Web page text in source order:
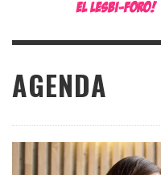
AGENDA